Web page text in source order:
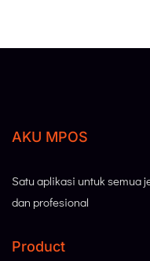
AKU MPOS
Satu aplikasi untuk semua
dan profesional
Product